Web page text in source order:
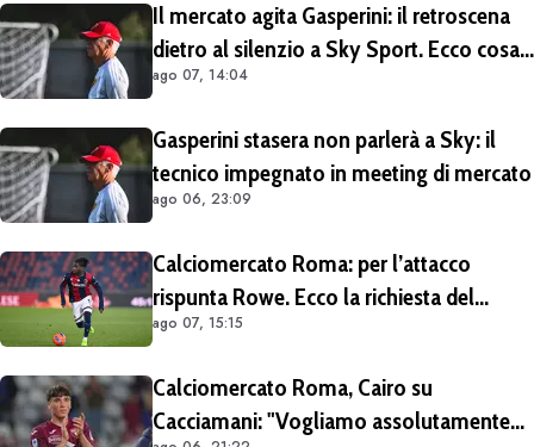
Il mercato agita Gasperini: il retroscena
dietro al silenzio a Sky Sport. Ecco cosa
è emerso dal meeting con la proprietà
ago 07, 14:04
Gasperini stasera non parlerà a Sky: il
tecnico impegnato in meeting di mercato
ago 06, 23:09
Calciomercato Roma: per l’attacco
rispunta Rowe. Ecco la richiesta del
Bologna
ago 07, 15:15
Calciomercato Roma, Cairo su
Cacciamani: "Vogliamo assolutamente